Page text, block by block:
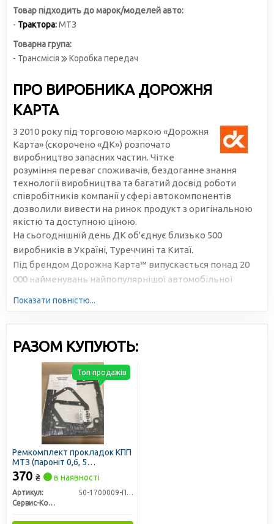
Товар підходить до марок/моделей авто:
- Трактора:МТЗ
Товарна група:
- Трансмісія
Коробка передач
ПРО ВИРОБНИКА ДОРОЖНЯ
КАРТА
З 2010 року під торговою маркою «Дорожня
Карта» (скорочено «ДК») розпочато
виробництво запасних частин. Чітке
розуміння переваг споживачів, бездоганне знання
технології виробництва та багатий досвід роботи
співробітників компанії у сфері автокомпонентів
дозволили вивести на ринок продукт з оригінальною
якістю та доступною ціною.
На сьогоднішній день ДК об'єднує близько 500
виробників в Україні, Туреччині та Китаї.
Під брендом Дорожна Карта™ випускається понад 20
000 найменувань найпопулярнішої автомобільної
Показати повністю...
РАЗОМ КУПУЮТЬ:
Ремкомплект прокладок КПП
МТЗ (пароніт 0,6, 5
найменувань) (вир-во Сервіс-
Комплектація)
370 ₴ в наявності
Артикул:
50-1700009-П0.6
Сервис-Комплектация ООО, Украина
Топ продажів